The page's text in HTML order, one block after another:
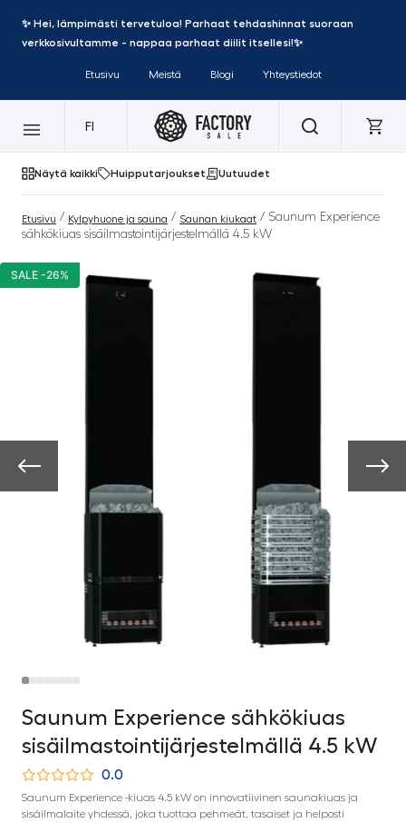
✨ Hei, lämpimästi tervetuloa! Parhaat tehdashinnat suoraan
verkkosivultamme - nappaa parhaat diilit itsellesi!✨
Etusivu Meistä Blogi Yhteystiedot
FI
Näytä kaikki Huipputarjoukset Uutuudet
Etusivu / Kylpyhuone ja sauna / Saunan kiukaat / Saunum Experience
sähkökiuas sisäilmastointijärjestelmällä 4.5 kW
SALE -26%
Saunum Experience sähkökiuas
sisäilmastointijärjestelmällä 4.5 kW
0.0
Saunum Experience -kiuas 4.5 kW on innovatiivinen saunakiuas ja
sisäilmalaite yhdessä, joka tuottaa pehmeät, tasaiset ja helposti